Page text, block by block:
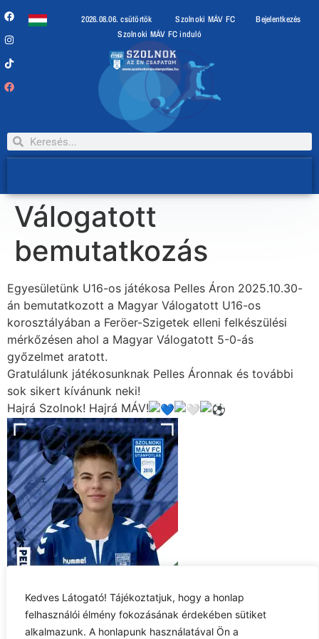
Kedves Látogató! Tájékoztatjuk, hogy a honlap
felhasználói élmény fokozásának érdekében sütiket
alkalmazunk. A honlapunk használatával Ön a
2026.08.06. csütörtök Szolnoki MÁV FC
Bejelentkezés
Szolnoki MÁV FC induló
Válogatott
bemutatkozás
Egyesületünk U16-os játékosa Pelles Áron 2025.10.30-
án bemutatkozott a Magyar Válogatott U16-os
korosztályában a Feröer-Szigetek elleni felkészülési
mérkőzésen ahol a Magyar Válogatott 5-0-ás
győzelmet aratott.
Gratulálunk játékosunknak Pelles Áronnak és további
sok sikert kívánunk neki!
Hajrá Szolnok! Hajrá MÁV!